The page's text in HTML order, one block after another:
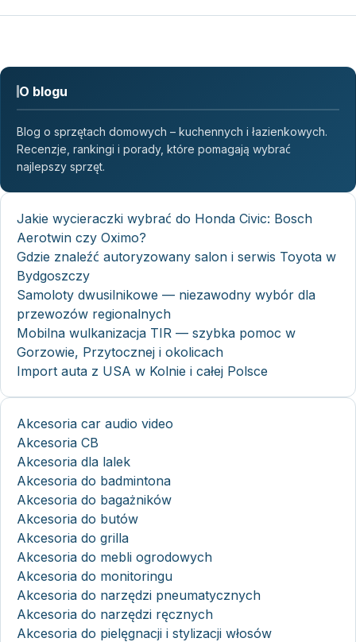
O blogu
Blog o sprzętach domowych – kuchennych i łazienkowych.
Recenzje, rankingi i porady, które pomagają wybrać
najlepszy sprzęt.
Jakie wycieraczki wybrać do Honda Civic: Bosch
Aerotwin czy Oximo?
Gdzie znaleźć autoryzowany salon i serwis Toyota w
Bydgoszczy
Samoloty dwusilnikowe — niezawodny wybór dla
przewozów regionalnych
Mobilna wulkanizacja TIR — szybka pomoc w
Gorzowie, Przytocznej i okolicach
Import auta z USA w Kolnie i całej Polsce
Akcesoria car audio video
Akcesoria CB
Akcesoria dla lalek
Akcesoria do badmintona
Akcesoria do bagażników
Akcesoria do butów
Akcesoria do grilla
Akcesoria do mebli ogrodowych
Akcesoria do monitoringu
Akcesoria do narzędzi pneumatycznych
Akcesoria do narzędzi ręcznych
Akcesoria do pielęgnacji i stylizacji włosów